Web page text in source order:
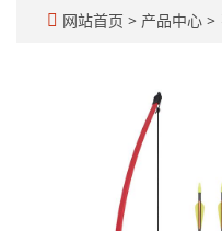
网站首页 > 产品中心 >